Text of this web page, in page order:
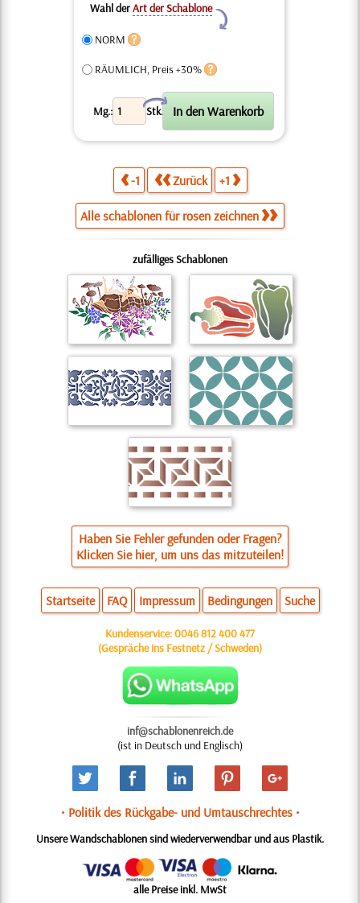
Wahl derArt der Schablone
Y
NORM
RÄUMLICH, Preis +30%
Mg.: Stk.
X
-1 Zurück +1
Alle schablonen für rosen zeichnen
zufälliges Schablonen
Haben Sie Fehler gefunden oder Fragen?
Klicken Sie hier, um uns das mitzuteilen!
Startseite FAQ Impressum Bedingungen Suche
Kundenservice:0046 812 400 477
(Gespräche ins Festnetz / Schweden)
inf@schablonenreich.de
(ist in Deutsch und Englisch)
• Politik des Rückgabe- und Umtauschrechtes •
Unsere Wandschablonen sind wiederverwendbar und aus Plastik.
alle Preise inkl. MwSt